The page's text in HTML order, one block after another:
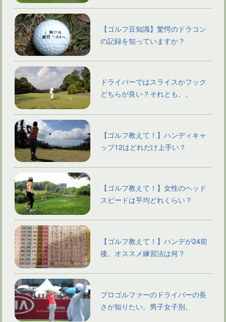
【ゴルフ豆知識】驚愕のドラコン
の記録を知っていますか？
ドライバーではスライスかフック
どちらが良い？それとも、、
【ゴルフ教えて！】ハンディキャ
ップ12はどれだけ上手い？
【ゴルフ教えて！】女性のヘッド
スピードは平均どれくらい？
【ゴルフ教えて！】ハンデが24前
後。オススメ練習法は何？
プロゴルファーのドライバーの長
さが知りたい。男子女子別。